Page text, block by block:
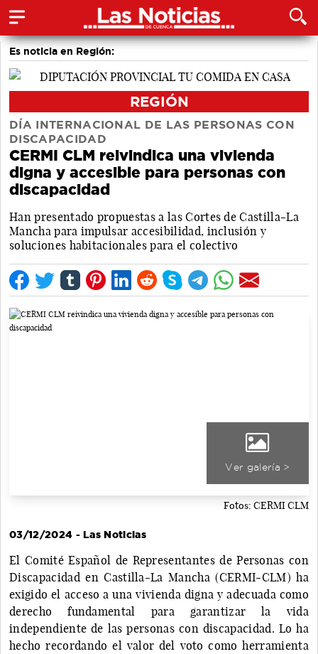
Es noticia en Región:
REGIÓN
DÍA INTERNACIONAL DE LAS PERSONAS CON
DISCAPACIDAD
CERMI CLM reivindica una vivienda
digna y accesible para personas con
discapacidad
Han presentado propuestas a las Cortes de Castilla-La
Mancha para impulsar accesibilidad, inclusión y
soluciones habitacionales para el colectivo
Ver galería >
Fotos: CERMI CLM
03/12/2024 - Las Noticias
El Comité Español de Representantes de Personas con
Discapacidad en Castilla-La Mancha (CERMI-CLM) ha
exigido el acceso a una vivienda digna y adecuada como
derecho fundamental para garantizar la vida
independiente de las personas con discapacidad. Lo ha
hecho recordando el valor del voto como herramienta